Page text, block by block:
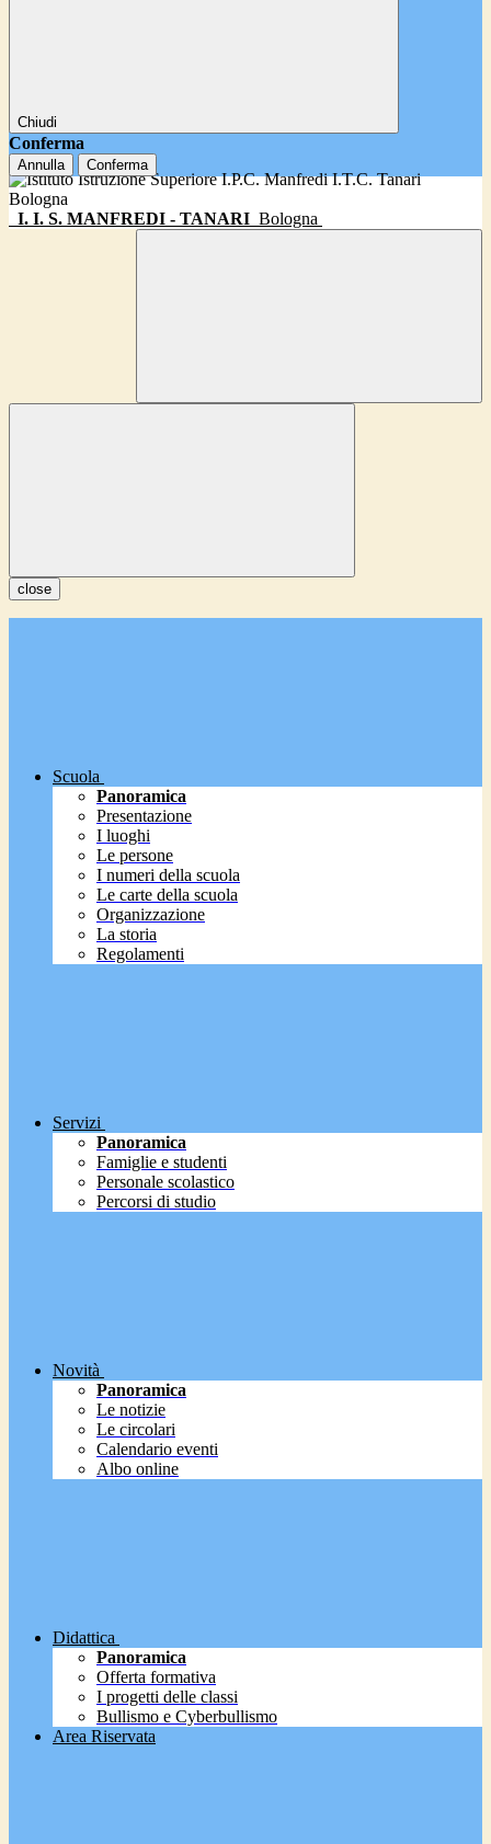
Chiudi
Conferma
Annulla Conferma
I. I. S. MANFREDI - TANARI Bologna
close
Scuola
Panoramica
Presentazione
I luoghi
Le persone
I numeri della scuola
Le carte della scuola
Organizzazione
La storia
Regolamenti
Servizi
Panoramica
Famiglie e studenti
Personale scolastico
Percorsi di studio
Novità
Panoramica
Le notizie
Le circolari
Calendario eventi
Albo online
Didattica
Panoramica
Offerta formativa
I progetti delle classi
Bullismo e Cyberbullismo
Area Riservata